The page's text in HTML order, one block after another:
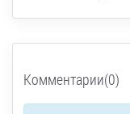
Комментарии(0)